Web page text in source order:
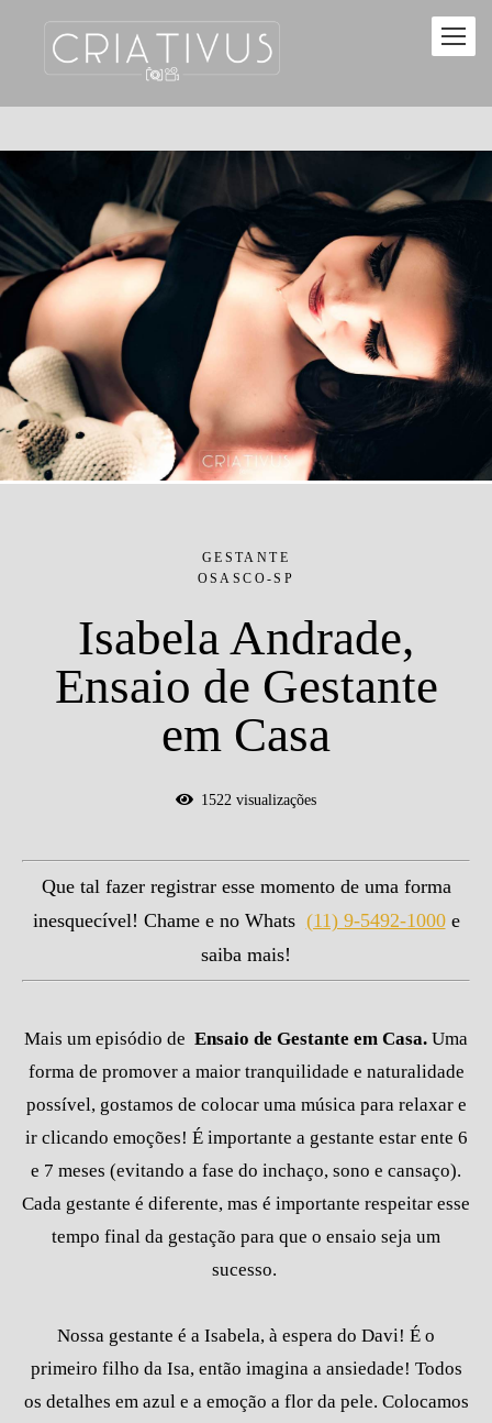
GESTANTE
OSASCO-SP
Isabela Andrade,
Ensaio de Gestante
em Casa
1522 visualizações
Que tal fazer registrar esse momento de uma forma
inesquecível! Chame e no Whats (11) 9-5492-1000e
saiba mais!
Mais um episódio de Ensaio de Gestante em Casa. Uma
forma de promover a maior tranquilidade e naturalidade
possível, gostamos de colocar uma música para relaxar e
ir clicando emoções! É importante a gestante estar ente 6
e 7 meses (evitando a fase do inchaço, sono e cansaço).
Cada gestante é diferente, mas é importante respeitar esse
tempo final da gestação para que o ensaio seja um
sucesso.
Nossa gestante é a Isabela, à espera do Davi! É o
primeiro filho da Isa, então imagina a ansiedade! Todos
os detalhes em azul e a emoção a flor da pele. Colocamos